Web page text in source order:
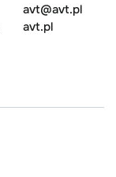
avt@avt.pl
avt.pl